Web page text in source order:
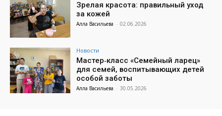
Зрелая красота: правильный уход
за кожей
Алла Васильева - 02.06.2026
Новости
Мастер‑класс «Семейный ларец»
для семей, воспитывающих детей
особой заботы
Алла Васильева - 30.05.2026